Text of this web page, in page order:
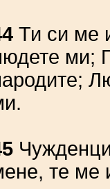
Ти си ме
ми;
те ме